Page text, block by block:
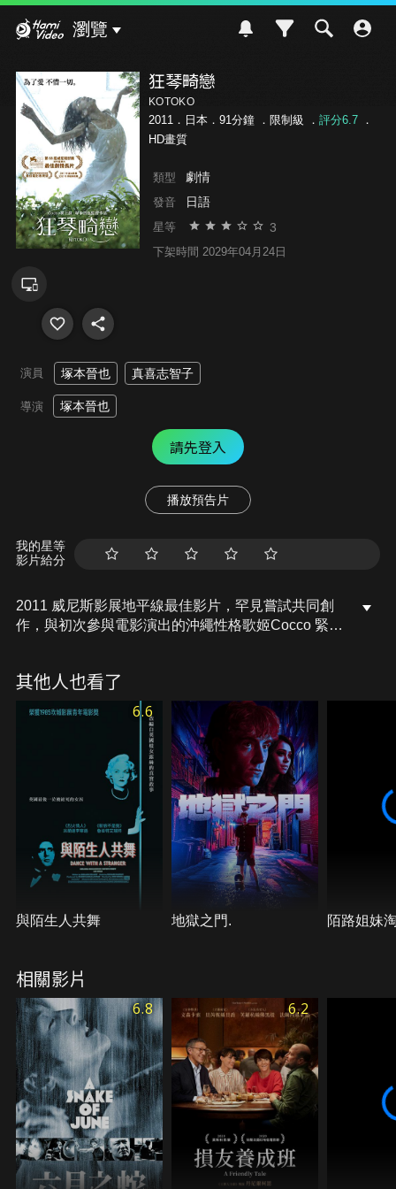
瀏覽
狂琴畸戀
KOTOKO
2011．日本．91分鐘 ． 限制級 ． 評分6.7．
HD畫質
類型 劇情
發音 日語
星等 3
下架時間 2029年04月24日
演員 塚本晉也 真喜志智子
導演 塚本晉也
請先登入
播放預告片
我的星等
影片給分
2011 威尼斯影展地平線最佳影片，罕見嘗試共同創
作，與初次參與電影演出的沖繩性格歌姬Cocco 緊密
和孩子陷入極端的危險中。撫養權被剝奪後，獨居的
她偶然邂逅了一名作家，他毫無保留地對琴子表達傾
慕之情，卻總遭琴子暴力拒絕，只因她無法判斷這份
強烈卻陌生的愛意，究竟是久違的幸福曙光，抑或是
另一座苦痛的煉獄？
其他人也看了
6.6
與陌生人共舞 地獄之門. 陌路姐妹
相關影片
6.8 6.2